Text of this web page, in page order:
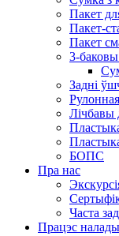
Пакет
Пакет-
Пакет
3-
Задні
Лічбавы
БОПС
Пра нас
Часта
Працэс налады